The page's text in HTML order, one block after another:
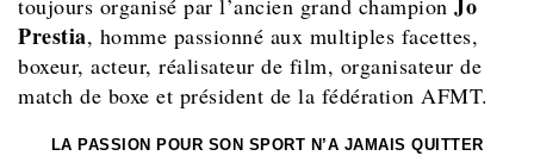
toujours organisé par l’ancien grand champion Jo
Prestia, homme passionné aux multiples facettes,
boxeur, acteur, réalisateur de film, organisateur de
match de boxe et président de la fédération AFMT.
LA PASSION POUR SON SPORT N’A JAMAIS QUITTER